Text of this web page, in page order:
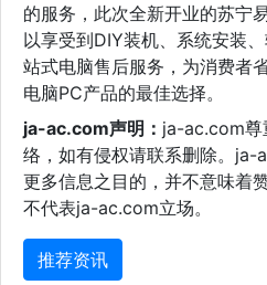
的服务，此次全新开业的苏宁
以享受到DIY装机、系统安装
站式电脑售后服务，为消费者
电脑PC产品的最佳选择。
ja-ac.com声明： ja-ac.com尊
络，如有侵权请联系删除。ja-
更多信息之目的，并不意味着
不代表ja-ac.com立场。
推荐资讯